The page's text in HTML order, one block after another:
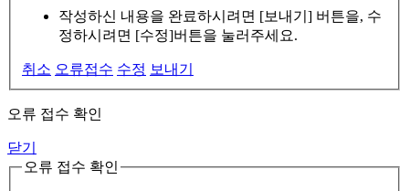
작성하신 내용을 완료하시려면 [보내기] 버튼을, 수
정하시려면 [수정]버튼을 눌러주세요.
취소 오류접수 수정 보내기
오류 접수 확인
닫기
오류 접수 확인